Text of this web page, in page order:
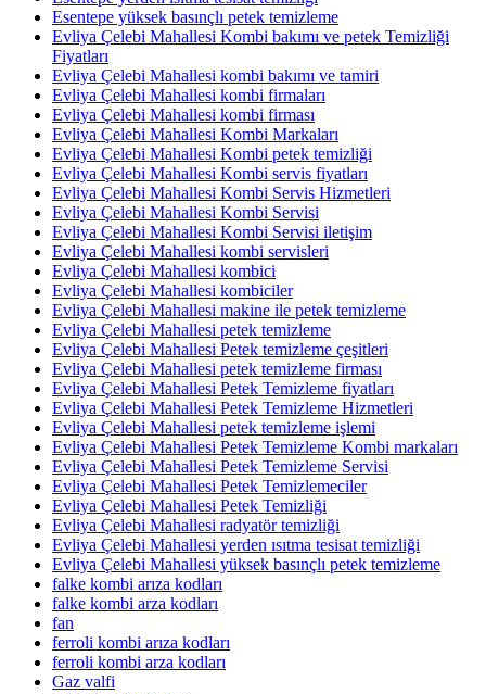
Esentepe yüksek basınçlı petek temizleme
Evliya Çelebi Mahallesi Kombi bakımı ve petek Temizliği
Fiyatları
Evliya Çelebi Mahallesi kombi bakımı ve tamiri
Evliya Çelebi Mahallesi kombi firmaları
Evliya Çelebi Mahallesi kombi firması
Evliya Çelebi Mahallesi Kombi Markaları
Evliya Çelebi Mahallesi Kombi petek temizliği
Evliya Çelebi Mahallesi Kombi servis fiyatları
Evliya Çelebi Mahallesi Kombi Servis Hizmetleri
Evliya Çelebi Mahallesi Kombi Servisi
Evliya Çelebi Mahallesi Kombi Servisi iletişim
Evliya Çelebi Mahallesi kombi servisleri
Evliya Çelebi Mahallesi kombici
Evliya Çelebi Mahallesi kombiciler
Evliya Çelebi Mahallesi makine ile petek temizleme
Evliya Çelebi Mahallesi petek temizleme
Evliya Çelebi Mahallesi Petek temizleme çeşitleri
Evliya Çelebi Mahallesi petek temizleme firması
Evliya Çelebi Mahallesi Petek Temizleme fiyatları
Evliya Çelebi Mahallesi Petek Temizleme Hizmetleri
Evliya Çelebi Mahallesi petek temizleme işlemi
Evliya Çelebi Mahallesi Petek Temizleme Kombi markaları
Evliya Çelebi Mahallesi Petek Temizleme Servisi
Evliya Çelebi Mahallesi Petek Temizlemeciler
Evliya Çelebi Mahallesi Petek Temizliği
Evliya Çelebi Mahallesi radyatör temizliği
Evliya Çelebi Mahallesi yerden ısıtma tesisat temizliği
Evliya Çelebi Mahallesi yüksek basınçlı petek temizleme
falke kombi arıza kodları
falke kombi arza kodları
fan
ferroli kombi arıza kodları
ferroli kombi arza kodları
Gaz valfi